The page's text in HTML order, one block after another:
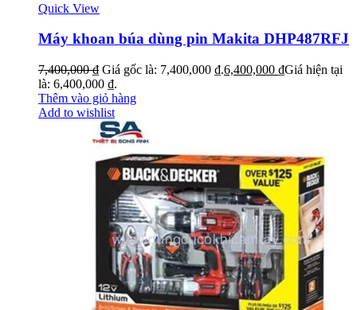
Quick View
Máy khoan búa dùng pin Makita DHP487RFJ
7,400,000₫ Giá gốc là: 7,400,000 ₫.6,400,000 ₫Giá hiện tại
là: 6,400,000 ₫.
Thêm vào giỏ hàng
Add to wishlist